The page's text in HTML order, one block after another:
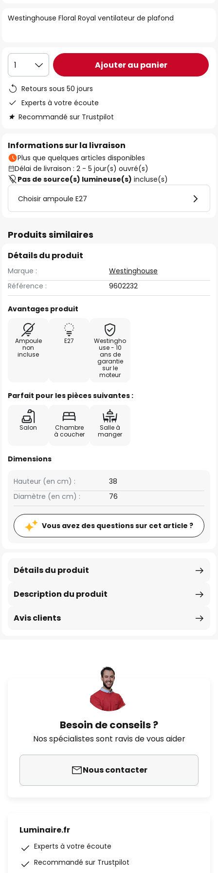
the
Westinghouse Floral Royal ventilateur de plafond
1 Ajouter au panier
Retours sous 50 jours
Experts à votre écoute
Recommandé sur Trustpilot
Informations sur la livraison
Plus que quelques articles disponibles
Délai de livraison : 2 - 5 jour(s) ouvré(s)
Pas de source(s) lumineuse(s) incluse(s)
Choisir ampoule E27
Produits similaires
Détails du produit
Marque :
Westinghouse
Référence :
9602232
Avantages produit
Ampoule
non
incluse
E27
Westingho
use - 10
ans de
garantie
sur le
moteur
Parfait pour les pièces suivantes :
Salon
Chambre
à coucher
Salle à
manger
Dimensions
Hauteur (en cm) :
38
Diamètre (en cm) :
76
Vous avez des questions sur cet article ?
Description du produit
Détails du produit
Avis clients
Besoin de conseils ?
Nos spécialistes sont ravis de vous aider
Nous contacter
Luminaire.fr
Experts à votre écoute
Recommandé sur Trustpilot